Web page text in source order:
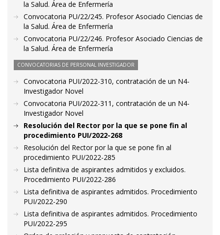
la Salud. Área de Enfermería
Convocatoria PU/22/245. Profesor Asociado Ciencias de
la Salud. Área de Enfermería
Convocatoria PU/22/246. Profesor Asociado Ciencias de
la Salud. Área de Enfermería
CONVOCATORIAS DE PERSONAL INVESTIGADOR
Convocatoria PUI/2022-310, contratación de un N4-
Investigador Novel
Convocatoria PUI/2022-311, contratación de un N4-
Investigador Novel
Resolución del Rector por la que se pone fin al
procedimiento PUI/2022-268
Resolución del Rector por la que se pone fin al
procedimiento PUI/2022-285
Lista definitiva de aspirantes admitidos y excluidos.
Procedimiento PUI/2022-286
Lista definitiva de aspirantes admitidos. Procedimiento
PUI/2022-290
Lista definitiva de aspirantes admitidos. Procedimiento
PUI/2022-295